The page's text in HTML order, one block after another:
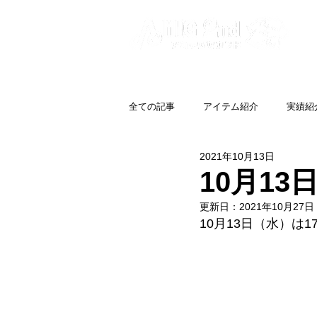
全ての記事 アイテム紹介 実績紹
10月13
2021年10月13日
更新日： 2021年10月27日
10月13日（水）は